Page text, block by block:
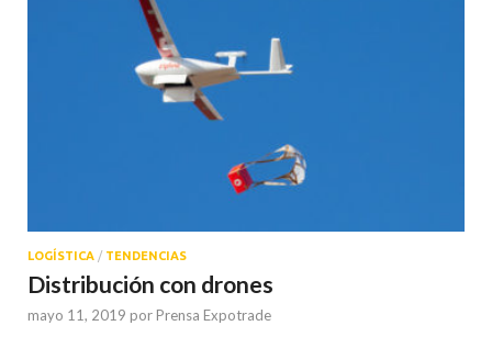
LOGÍSTICA / TENDENCIAS
Distribución con drones
mayo 11, 2019 por Prensa Expotrade